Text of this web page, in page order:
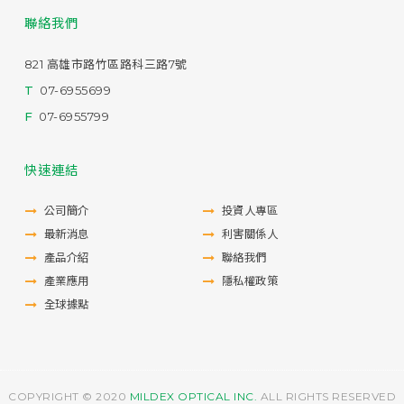
聯絡我們
821 高雄市路竹區路科三路7號
T 07-6955699
F 07-6955799
快速連結
公司簡介
最新消息
產品介紹
產業應用
投資人專區
利害關係人
聯絡我們
隱私權政策
全球據點
COPYRIGHT © 2020 MILDEX OPTICAL INC. ALL RIGHTS RESERVED